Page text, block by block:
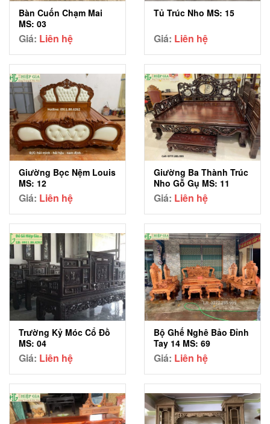
Bàn Cuốn Chạm Mai
MS: 03
Giá: Liên hệ
Tủ Trúc Nho MS: 15
Giá: Liên hệ
Giường Bọc Nệm Louis
MS: 12
Giá: Liên hệ
Giường Ba Thành Trúc
Nho Gỗ Gụ MS: 11
Giá: Liên hệ
Trường Kỷ Móc Cổ Đồ
MS: 04
Giá: Liên hệ
Bộ Ghế Nghê Bảo Đỉnh
Tay 14 MS: 69
Giá: Liên hệ